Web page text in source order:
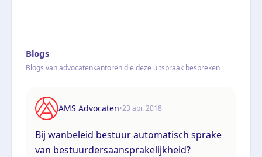
Blogs
Blogs van advocatenkantoren die deze uitspraak bespreken
AMS Advocaten•23 apr. 2018
Bij wanbeleid bestuur automatisch sprake
van bestuurdersaansprakelijkheid?